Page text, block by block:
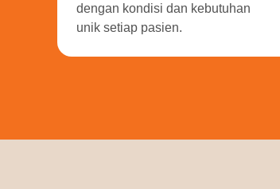
dengan kondisi dan kebutuhan
unik setiap pasien.